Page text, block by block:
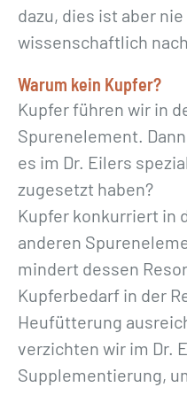
dazu, dies ist aber
wissenschaftlich
Warum kein Kupfer?
Kupfer führen wir in
Spurenelement.
es im Dr. Eilers
zugesetzt haben?
Kupfer konkurriert in
anderen
mindert dessen
Kupferbedarf in der
Heufütterung
verzichten wir im Dr.
Supplementierung,